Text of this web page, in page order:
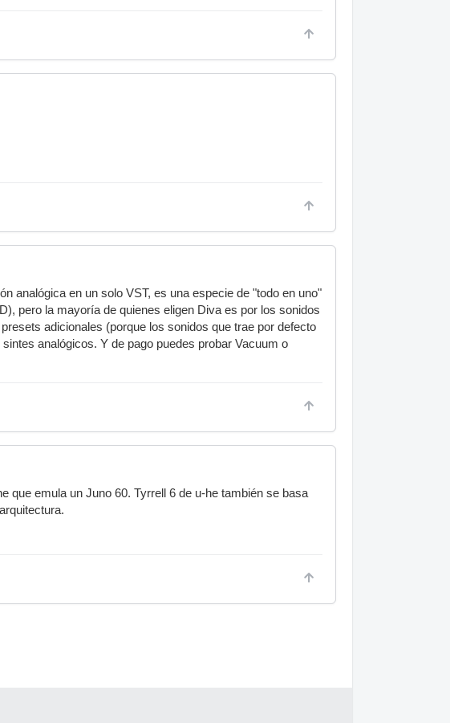
analógica en un solo VST, es una especie de "todo en uno"
pero la mayoría de quienes eligen Diva es por los sonidos
adicionales (porque los sonidos que trae por defecto
analógicos. Y de pago puedes probar Vacuum o
que emula un Juno 60. Tyrrell 6 de u-he también se basa